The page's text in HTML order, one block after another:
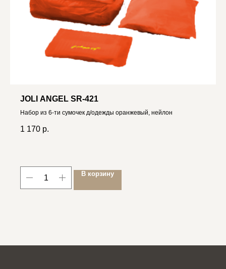
JOLI ANGEL SR-421
Набор из 6-ти сумочек д/одежды оранжевый, нейлон
1 170 р.
В корзину